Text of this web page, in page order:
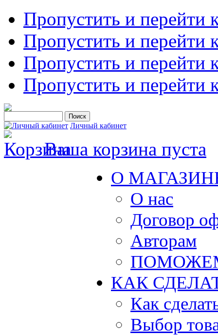
Пропустить и перейти
Пропустить и перейти
Пропустить и перейти
Пропустить и перейти
Личный кабинет
Ваша корзина пуста
О
О нас
Договор
Авторам
КАК
Как
Выбор